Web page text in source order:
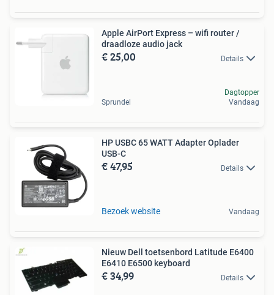
Apple AirPort Express – wifi router /
draadloze audio jack
€ 25,00 Details
Sprundel
Dagtopper
Vandaag
HP USBC 65 WATT Adapter Oplader
USB-C
€ 47,95 Details
Bezoek website Vandaag
Nieuw Dell toetsenbord Latitude E6400
E6410 E6500 keyboard
€ 34,99 Details